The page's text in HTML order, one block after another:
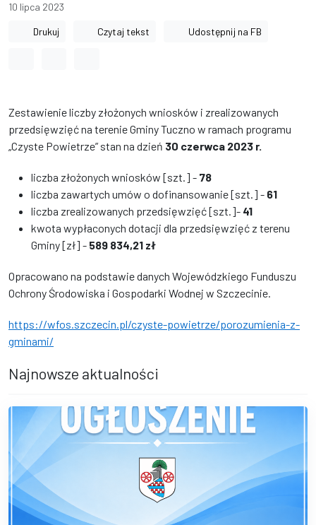
10 lipca 2023
Drukuj Czytaj tekst Udostępnij na FB
Zestawienie liczby złożonych wniosków i zrealizowanych
przedsięwzięć na terenie Gminy Tuczno w ramach programu
„Czyste Powietrze” stan na dzień 30 czerwca 2023 r.
liczba złożonych wniosków [szt.] - 78
liczba zawartych umów o dofinansowanie [szt.] - 61
liczba zrealizowanych przedsięwzięć [szt.]- 41
kwota wypłaconych dotacji dla przedsięwzięć z terenu
Gminy [zł] - 589 834,21 zł
Opracowano na podstawie danych Wojewódzkiego Funduszu
Ochrony Środowiska i Gospodarki Wodnej w Szczecinie.
https://wfos.szczecin.pl/czyste-powietrze/porozumienia-z-
gminami/
Najnowsze aktualności